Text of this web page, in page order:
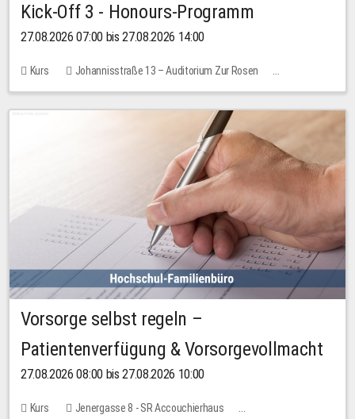
Kick-Off 3 - Honours-Programm
27.08.2026 07:00 bis 27.08.2026 14:00
Kurs
Johannisstraße 13 – Auditorium Zur Rosen
11 Plätze
Vorsorge selbst regeln –
Patientenverfügung & Vorsorgevollmacht
27.08.2026 08:00 bis 27.08.2026 10:00
Kurs
Jenergasse 8 - SR Accouchierhaus